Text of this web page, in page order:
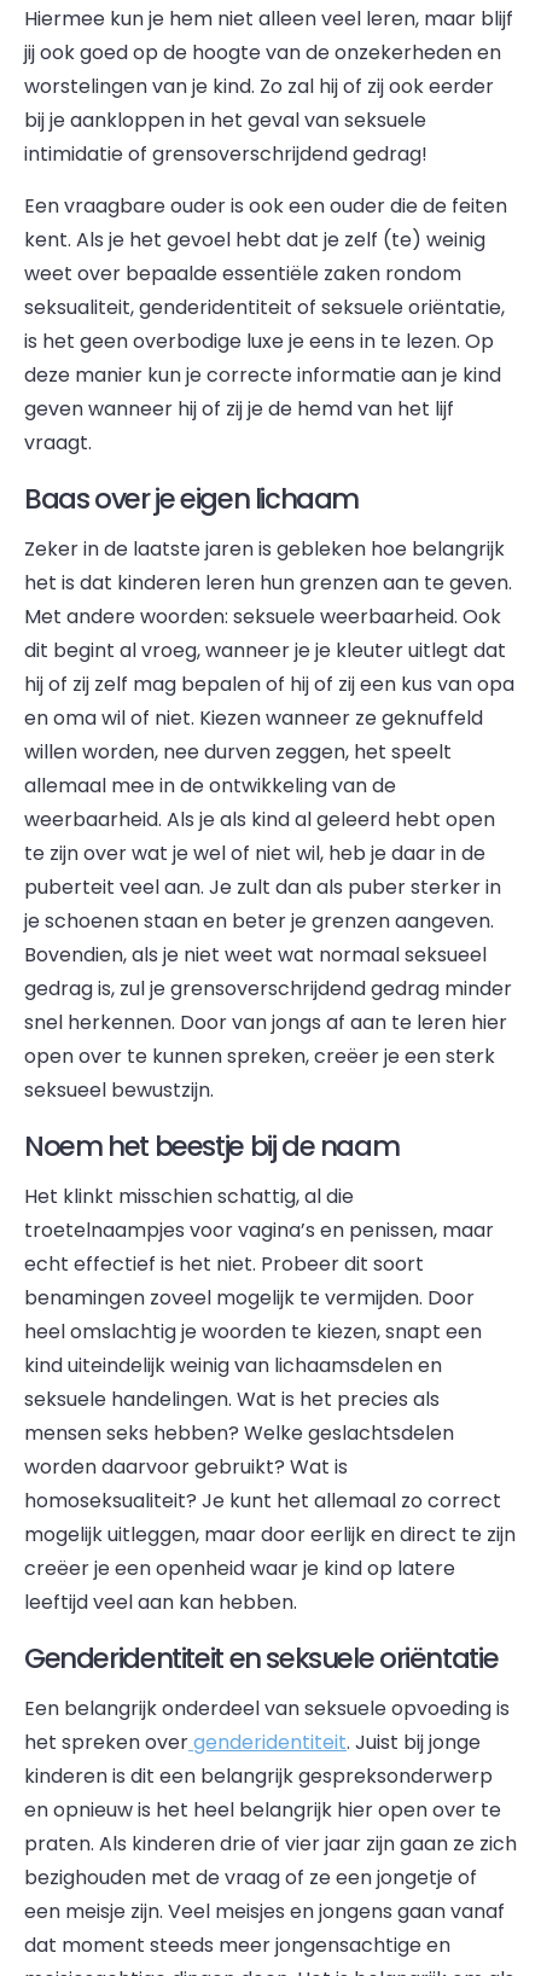
Hiermee kun je hem niet alleen veel leren, maar blijf
jij ook goed op de hoogte van de onzekerheden en
worstelingen van je kind. Zo zal hij of zij ook eerder
bij je aankloppen in het geval van seksuele
intimidatie of grensoverschrijdend gedrag!
Een vraagbare ouder is ook een ouder die de feiten
kent. Als je het gevoel hebt dat je zelf (te) weinig
weet over bepaalde essentiële zaken rondom
seksualiteit, genderidentiteit of seksuele oriëntatie,
is het geen overbodige luxe je eens in te lezen. Op
deze manier kun je correcte informatie aan je kind
geven wanneer hij of zij je de hemd van het lijf
vraagt.
Baas over je eigen lichaam
Zeker in de laatste jaren is gebleken hoe belangrijk
het is dat kinderen leren hun grenzen aan te geven.
Met andere woorden: seksuele weerbaarheid. Ook
dit begint al vroeg, wanneer je je kleuter uitlegt dat
hij of zij zelf mag bepalen of hij of zij een kus van opa
en oma wil of niet. Kiezen wanneer ze geknuffeld
willen worden, nee durven zeggen, het speelt
allemaal mee in de ontwikkeling van de
weerbaarheid. Als je als kind al geleerd hebt open
te zijn over wat je wel of niet wil, heb je daar in de
puberteit veel aan. Je zult dan als puber sterker in
je schoenen staan en beter je grenzen aangeven.
Bovendien, als je niet weet wat normaal seksueel
gedrag is, zul je grensoverschrijdend gedrag minder
snel herkennen. Door van jongs af aan te leren hier
open over te kunnen spreken, creëer je een sterk
seksueel bewustzijn.
Noem het beestje bij de naam
Het klinkt misschien schattig, al die
troetelnaampjes voor vagina’s en penissen, maar
echt effectief is het niet. Probeer dit soort
benamingen zoveel mogelijk te vermijden. Door
heel omslachtig je woorden te kiezen, snapt een
kind uiteindelijk weinig van lichaamsdelen en
seksuele handelingen. Wat is het precies als
mensen seks hebben? Welke geslachtsdelen
worden daarvoor gebruikt? Wat is
homoseksualiteit? Je kunt het allemaal zo correct
mogelijk uitleggen, maar door eerlijk en direct te zijn
creëer je een openheid waar je kind op latere
leeftijd veel aan kan hebben.
Genderidentiteit en seksuele oriëntatie
Een belangrijk onderdeel van seksuele opvoeding is
het spreken overgenderidentiteit. Juist bij jonge
kinderen is dit een belangrijk gespreksonderwerp
en opnieuw is het heel belangrijk hier open over te
praten. Als kinderen drie of vier jaar zijn gaan ze zich
bezighouden met de vraag of ze een jongetje of
een meisje zijn. Veel meisjes en jongens gaan vanaf
dat moment steeds meer jongensachtige en